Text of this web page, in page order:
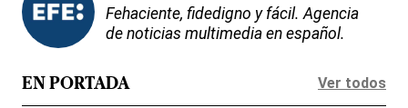
Fehaciente, fidedigno y fácil. Agencia
de noticias multimedia en español.
EN PORTADA Ver todos